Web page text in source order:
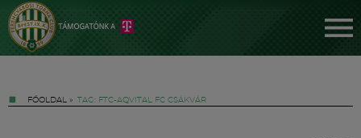
FŐOLDAL » TAG: FTC-AQVITAL FC CSÁKVÁR